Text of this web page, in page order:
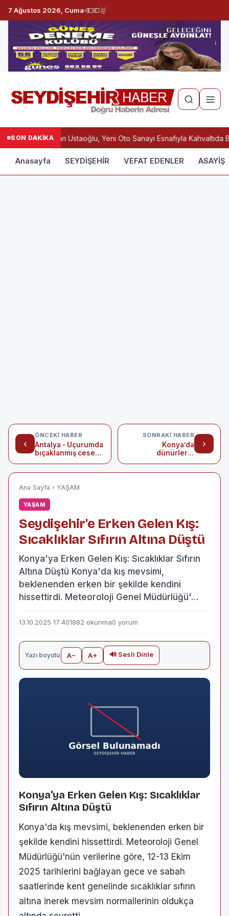
7 Ağustos 2026, Cuma 💵💶🥇
SON DAKİKABaşkan Ustaoğlu, Yeni Oto Sanayi Esnafıyla Kahvaltıda
Anasayfa SEYDİŞEHİR VEFAT EDENLER ASAYİŞ
‹
ÖNCEKI HABER
Antalya - Uçurumda
bıçaklanmış cesedi
›
SONRAKI HABER
Konya’da
dünürlerin
Ana Sayfa › YAŞAM
YAŞAM
Seydişehir'e Erken Gelen Kış:
Sıcaklıklar Sıfırın Altına Düştü
Konya'ya Erken Gelen Kış: Sıcaklıklar Sıfırın
Altına Düştü Konya'da kış mevsimi,
beklenenden erken bir şekilde kendini
hissettirdi. Meteoroloji Genel Müdürlüğü'…
13.10.2025 17:401882 okunma0 yorum
Yazı boyutu A− A+ 🔊 Sesli Dinle
Konya'ya Erken Gelen Kış: Sıcaklıklar
Sıfırın Altına Düştü
Konya'da kış mevsimi, beklenenden erken bir
şekilde kendini hissettirdi. Meteoroloji Genel
Müdürlüğü'nün verilerine göre, 12-13 Ekim
2025 tarihlerini bağlayan gece ve sabah
saatlerinde kent genelinde sıcaklıklar sıfırın
altına inerek mevsim normallerinin oldukça